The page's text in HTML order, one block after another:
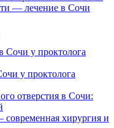
— лечение в Сочи
Сочи у проктолога
у проктолога
отверстия в Сочи:
современная хирургия и